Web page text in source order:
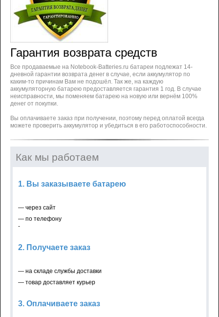
Гарантия возврата средств
Все продаваемые на Notebook-Batteries.ru батареи подлежат 14-
дневной гарантии возврата денег в случае, если аккумулятор по
каким-то причинам Вам не подошёл. Так же, на каждую
аккумуляторную батарею предоставляется гарантия 1 год. В случае
неисправности, мы поменяем батарею на новую или вернём 100%
денег от покупки.
Вы оплачиваете заказ при получении, поэтому перед оплатой всегда
можете проверить аккумулятор и убедиться в его работоспособности.
Как мы работаем
1. Вы заказываете батарею
— через сайт
— по телефону
-
2. Получаете заказ
— на складе службы доставки
— товар доставляет курьер
3. Оплачиваете заказ